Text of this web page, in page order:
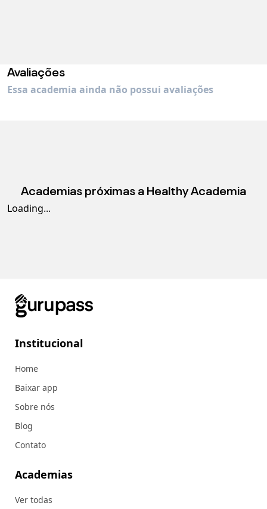
Avaliações
Essa academia ainda não possui avaliações
Academias próximas a Healthy Academia
Loading...
Institucional
Home
Baixar app
Sobre nós
Blog
Contato
Academias
Ver todas